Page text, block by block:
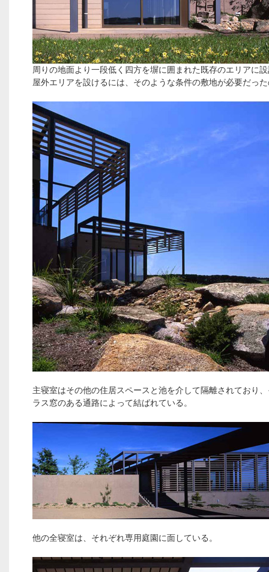
周りの地面より一段低く四方を塀に囲まれた既存のエリアに
屋外エリアを設けるには、そのような条件の敷地が必要だっ
主寝室はその他の住居スペースと池を介して隔離されており
ラス窓のある通路によって結ばれている。
他の全寝室は、それぞれ専用庭園に面している。